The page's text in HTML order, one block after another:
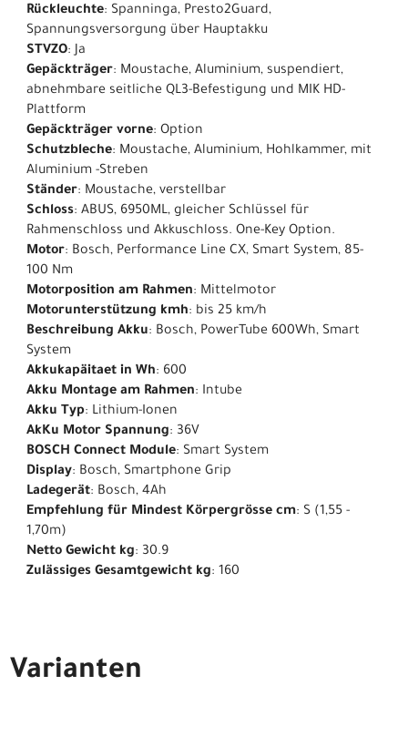
Rückleuchte: Spanninga, Presto2Guard,
Spannungsversorgung über Hauptakku
STVZO: Ja
Gepäckträger: Moustache, Aluminium, suspendiert,
abnehmbare seitliche QL3-Befestigung und MIK HD-
Plattform
Gepäckträger vorne: Option
Schutzbleche: Moustache, Aluminium, Hohlkammer, mit
Aluminium -Streben
Ständer: Moustache, verstellbar
Schloss: ABUS, 6950ML, gleicher Schlüssel für
Rahmenschloss und Akkuschloss. One-Key Option.
Motor: Bosch, Performance Line CX, Smart System, 85-
100 Nm
Motorposition am Rahmen: Mittelmotor
Motorunterstützung kmh: bis 25 km/h
Beschreibung Akku: Bosch, PowerTube 600Wh, Smart
System
Akkukapäitaet in Wh: 600
Akku Montage am Rahmen: Intube
Akku Typ: Lithium-Ionen
AkKu Motor Spannung: 36V
BOSCH Connect Module: Smart System
Display: Bosch, Smartphone Grip
Ladegerät: Bosch, 4Ah
Empfehlung für Mindest Körpergrösse cm: S (1,55 -
1,70m)
Netto Gewicht kg: 30.9
Zulässiges Gesamtgewicht kg: 160
Varianten